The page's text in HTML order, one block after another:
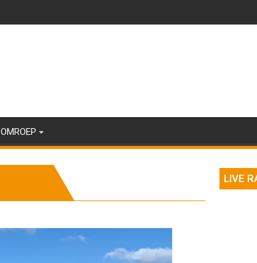
OMROEP
LIVE